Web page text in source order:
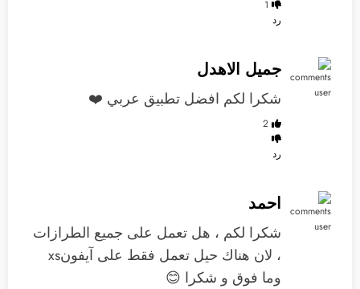
1
رد
جميل الاهدل
شكرا لكم افضل تطبيق عربي ❤️
2
رد
احمد
شكرا لكم ، هل تعمل على جميع الطرازات
، لان هناك حيل تعمل فقط على آيفونxs
وما فوق و شكرا 😊